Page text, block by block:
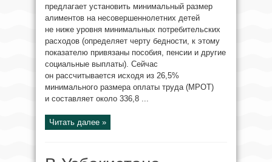
предлагает установить минимальный размер
алиментов на несовершеннолетних детей
не ниже уровня минимальных потребительских
расходов (определяет черту бедности, к этому
показателю привязаны пособия, пенсии и другие
социальные выплаты). Сейчас
он рассчитывается исходя из 26,5%
минимального размера оплаты труда (МРОТ)
и составляет около 336,8 ...
Читать далее »